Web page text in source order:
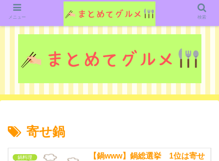
グルメ関連のいろいろなニューススレッドを紹介していきます。（鋭意作成中で
す）
寄せ鍋
鍋料理
【鍋www】鍋総選挙 1位は寄せ
メニュー 検索